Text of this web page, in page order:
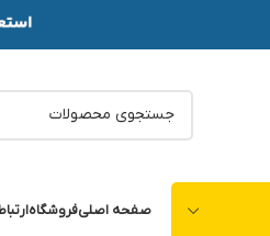
صفحه اصلیفروشگاه